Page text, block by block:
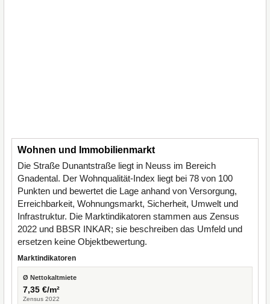
Wohnen und Immobilienmarkt
Die Straße Dunantstraße liegt in Neuss im Bereich
Gnadental. Der Wohnqualität-Index liegt bei 78 von 100
Punkten und bewertet die Lage anhand von Versorgung,
Erreichbarkeit, Wohnungsmarkt, Sicherheit, Umwelt und
Infrastruktur. Die Marktindikatoren stammen aus Zensus
2022 und BBSR INKAR; sie beschreiben das Umfeld und
ersetzen keine Objektbewertung.
Marktindikatoren
Ø Nettokaltmiete
7,35 €/m²
Zensus 2022